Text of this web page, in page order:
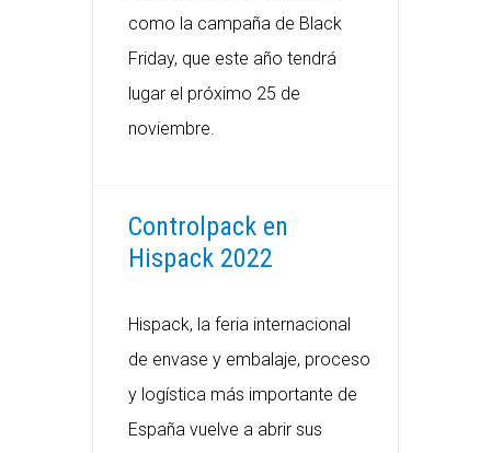
como la campaña de Black
Friday, que este año tendrá
lugar el próximo 25 de
noviembre.
Controlpack en
Hispack 2022
Hispack, la feria internacional
de envase y embalaje, proceso
y logística más importante de
España vuelve a abrir sus